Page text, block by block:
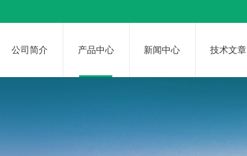
公司简介 产品中心 新闻中心 技术文章